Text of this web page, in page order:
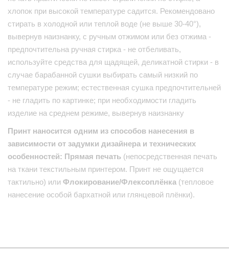
хлопок при высокой температуре садится. Рекомендовано
стирать в холодной или теплой воде (не выше 30-40°),
вывернув наизнанку, с ручным отжимом или без отжима -
предпочтительна ручная стирка - не отбеливать,
используйте средства для щадящей, деликатной стирки - в
случае барабанной сушки выбирать самый низкий по
температуре режим; естественная сушка предпочтительней
- не гладить по картинке; при необходимости гладить
изделие на среднем режиме, вывернув наизнанку
Принт наносится одним из способов нанесения в
зависимости от задумки дизайнера и технических
особенностей: Прямая печать (непосредственная печать
на ткани текстильным принтером. Принт не ощущается
тактильно) или Флокирование/Флексоплёнка (тепловое
нанесение особой бархатной или глянцевой плёнки).